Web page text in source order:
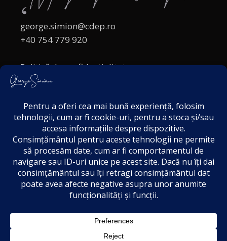
george.simion@cdep.ro
+40 754 779 920
Politică de confidențialitate
Politica cookies
Acordul de markting
Disclaimer